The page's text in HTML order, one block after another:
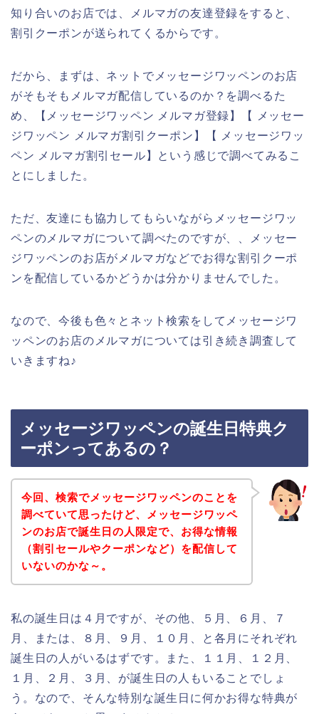
知り合いのお店では、メルマガの友達登録をすると、
割引クーポンが送られてくるからです。
だから、まずは、ネットでメッセージワッペンのお店
がそもそもメルマガ配信しているのか？を調べるた
め、【メッセージワッペン メルマガ登録】【 メッセー
ジワッペン メルマガ割引クーポン】【 メッセージワッ
ペン メルマガ割引セール】という感じで調べてみるこ
とにしました。
ただ、友達にも協力してもらいながらメッセージワッ
ペンのメルマガについて調べたのですが、、メッセー
ジワッペンのお店がメルマガなどでお得な割引クーポ
ンを配信しているかどうかは分かりませんでした。
なので、今後も色々とネット検索をしてメッセージワ
ッペンのお店のメルマガについては引き続き調査して
いきますね♪
メッセージワッペンの誕生日特典ク
ーポンってあるの？
今回、検索でメッセージワッペンのことを
調べていて思ったけど、メッセージワッペ
ンのお店で誕生日の人限定で、お得な情報
（割引セールやクーポンなど）を配信して
いないのかな～。
私の誕生日は４月ですが、その他、５月、６月、７
月、または、８月、９月、１０月、と各月にそれぞれ
誕生日の人がいるはずです。また、１１月、１２月、
１月、２月、３月、が誕生日の人もいることでしょ
う。なので、そんな特別な誕生日に何かお得な特典が